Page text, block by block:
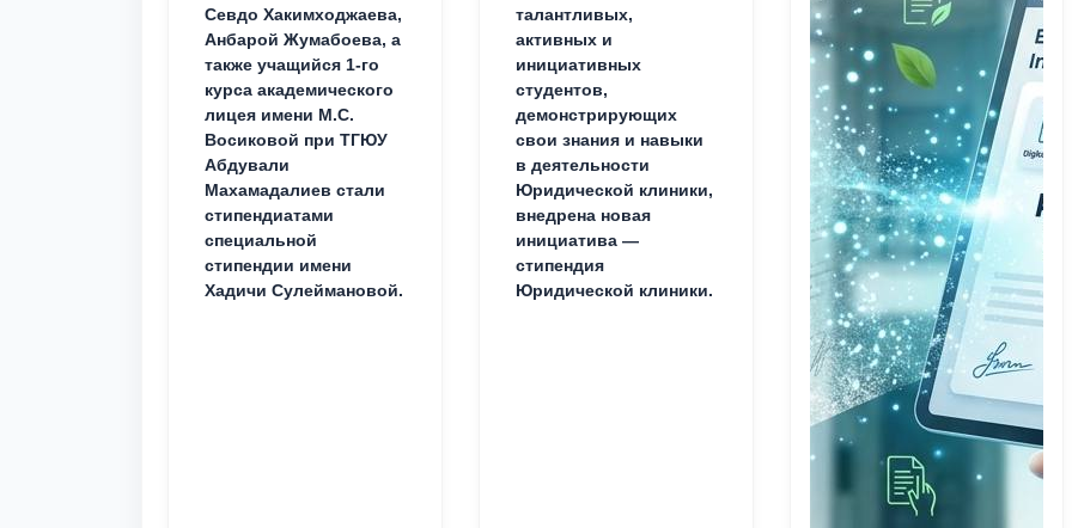
Севдо Хакимходжаева,
Анбарой Жумабоева, а
также учащийся 1-го
курса академического
лицея имени М.С.
Восиковой при ТГЮУ
Абдували
Махамадалиев стали
стипендиатами
специальной
стипендии имени
Хадичи Сулеймановой.
талантливых,
активных и
инициативных
студентов,
демонстрирующих
свои знания и навыки
в деятельности
Юридической клиники,
внедрена новая
инициатива —
стипендия
Юридической клиники.